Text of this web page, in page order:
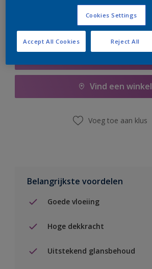
Vind een winkel
Voeg toe aan klus
Belangrijkste voordelen
Goede vloeiing
Hoge dekkracht
Uitstekend glansbehoud
Cookies Settings
Reject All
Accept All Cookies